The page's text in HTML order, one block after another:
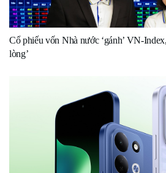
Cổ phiếu vốn Nhà nước ‘gánh’ VN-
lòng’